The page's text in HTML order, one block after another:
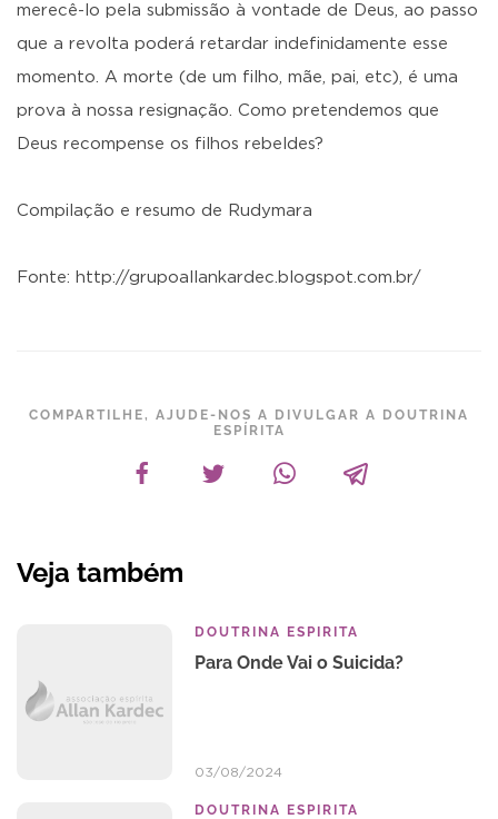
merecê-lo pela submissão à vontade de Deus, ao passo
que a revolta poderá retardar indefinidamente esse
momento. A morte (de um filho, mãe, pai, etc), é uma
prova à nossa resignação. Como pretendemos que
Deus recompense os filhos rebeldes?
Compilação e resumo de Rudymara
Fonte: http://grupoallankardec.blogspot.com.br/
COMPARTILHE, AJUDE-NOS A DIVULGAR A DOUTRINA
ESPÍRITA
Veja também
DOUTRINA ESPIRITA
Para Onde Vai o Suicida?
03/08/2024
DOUTRINA ESPIRITA